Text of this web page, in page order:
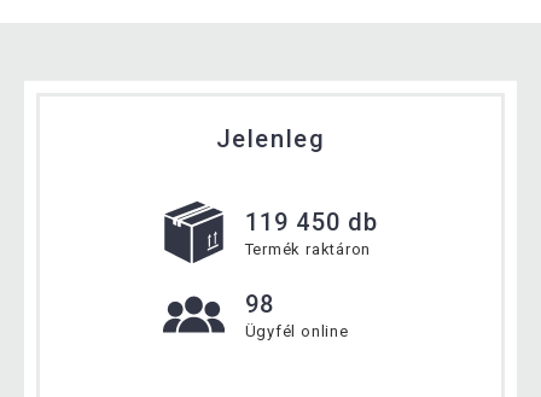
Jelenleg
119 450 db
Termék raktáron
98
Ügyfél online